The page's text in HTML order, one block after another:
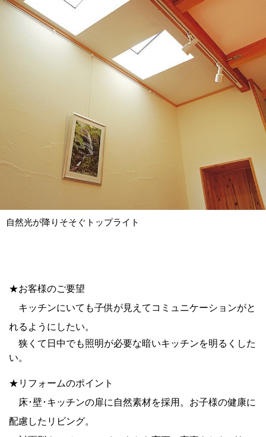
自然光が降りそそぐトップライト
★お客様のご要望
キッチンにいても子供が見えてコミュニケーションがと
れるようにしたい。
狭くて日中でも照明が必要な暗いキッチンを明るくした
い。
★リフォームのポイント
床･壁･キッチンの扉に自然素材を採用。お子様の健康に
配慮したリビング。